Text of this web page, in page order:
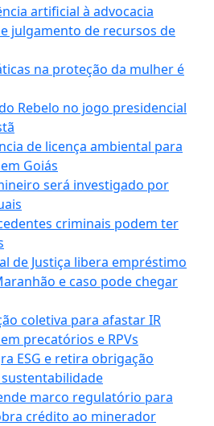
artificial à advocacia
julgamento de recursos de
na proteção da mulher é
Rebelo no jogo presidencial
de licença ambiental para
Goiás
será investigado por
criminais podem ter
de Justiça libera empréstimo
e caso pode chegar
coletiva para afastar IR
precatórios e RPVs
ESG e retira obrigação
marco regulatório para
crédito ao minerador